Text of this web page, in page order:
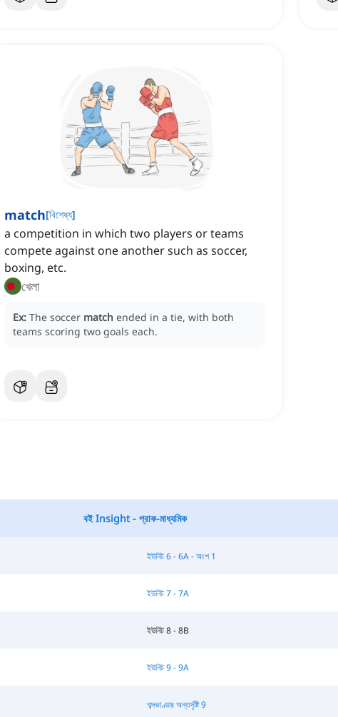
match[বিশেষ্য]
a competition in which two players or teams
compete against one another such as soccer,
boxing, etc.
খেলা
Ex: The soccer match ended in a tie, with both
teams scoring two goals each.
বই Insight - প্রাক-মাধ্যমিক
ইউনিট 6 - 6A - অংশ 1
ইউনিট 7 - 7A
ইউনিট 8 - 8B
ইউনিট 9 - 9A
শব্দভাণ্ডার অন্তর্দৃষ্টি 9